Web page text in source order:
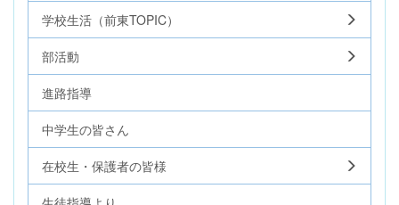
学校生活（前東TOPIC）
部活動
進路指導
中学生の皆さん
在校生・保護者の皆様